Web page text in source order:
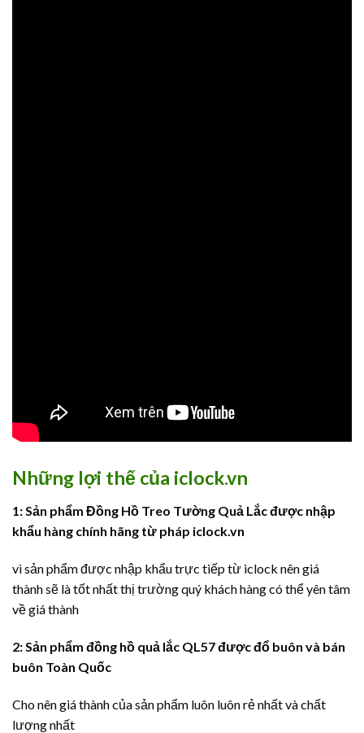
Những lợi thế của iclock.vn
1: Sản phẩm Đồng Hồ Treo Tường Quả Lắc được nhập
khẩu hàng chính hãng từ pháp iclock.vn
vì sản phẩm được nhập khẩu trực tiếp từ iclock nên giá
thành sẽ là tốt nhất thị trường quý khách hàng có thể yên tâm
về giá thành
2: Sản phẩm đồng hồ quả lắc QL57 được đổ buôn và bán
buôn Toàn Quốc
Cho nên giá thành của sản phẩm luôn luôn rẻ nhất và chất
lượng nhất